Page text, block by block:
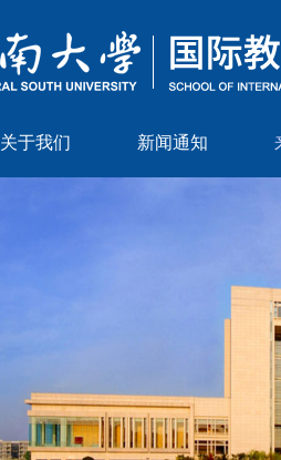
关于我们 新闻通知